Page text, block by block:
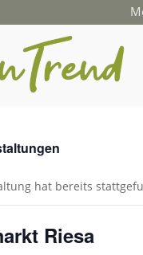
hat bereits
Riesa